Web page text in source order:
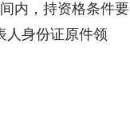
内，持资格条件要
人身份证原件领